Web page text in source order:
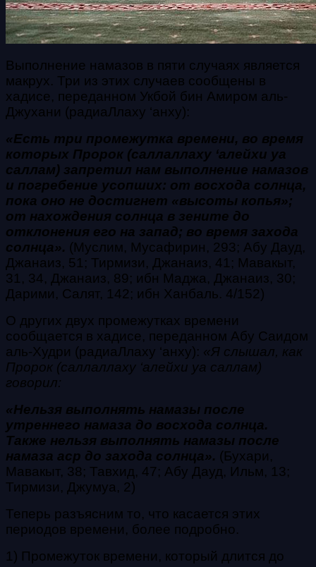
Выполнение намазов в пяти случаях является
макрух. Три из этих случаев сообщены в
хадисе, переданном Укбой бин Амиром аль-
Джухани (радиаЛлаху ‘анху):
«Есть три промежутка времени, во время
которых Пророк (саллаллаху ‘алейхи уа
саллам) запретил нам выполнение намазов
и погребение усопших: от восхода солнца,
пока оно не достигнет «высоты копья»;
от нахождения солнца в зените до
отклонения его на запад; во время захода
солнца». (Муслим, Мусафирин, 293; Абу Дауд,
Джанаиз, 51; Тирмизи, Джанаиз, 41; Мавакыт,
31, 34, Джанаиз, 89; ибн Маджа, Джанаиз, 30;
Дарими, Салят, 142; ибн Ханбаль. 4/152)
О других двух промежутках времени
сообщается в хадисе, переданном Абу Саидом
аль-Худри (радиаЛлаху ‘анху): «Я слышал, как
Пророк (саллаллаху ‘алейхи уа саллам)
говорил:
«Нельзя выполнять намазы после
утреннего намаза до восхода солнца.
Также нельзя выполнять намазы после
намаза аср до захода солнца». (Бухари,
Мавакыт, 38; Тавхид, 47; Абу Дауд, Ильм, 13;
Тирмизи, Джумуа, 2)
Теперь разъясним то, что касается этих
периодов времени, более подробно.
1) Промежуток времени, который длится до